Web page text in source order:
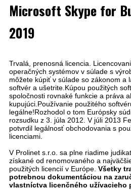
Microsoft Skype for
2019
Trvalá, prenosná licencia.
operačných systémov v súlade s
môžete kúpiť v súlade so zákonom a
softvér a ušetrite.Kúpou použitých
spoločnosti rovnaké funkcie a práva
kupujúci.Používanie použitého
legálne!Rozhodol o tom Európsky
rozsudku z 3. júla 2012. V júli 2013
potvrdil legálnosť obchodovania s
licenciami.
V Prolinet s.r.o. sa plne riadime
získané od renomovaného a
použitých licencií v Európe. Všetky
potrebnou dokumentáciou na
vlastníctva licenčného užívacieho